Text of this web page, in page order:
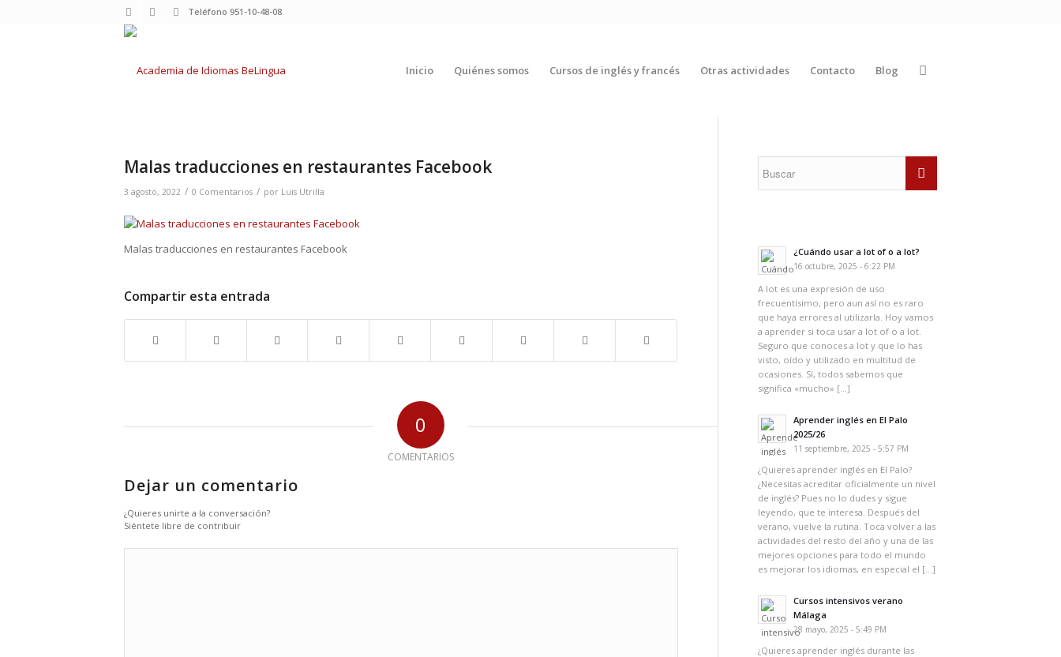
Teléfono 951-10-48-08
Inicio Quiénes somos Cursos de inglés y francés Otras actividades Contacto Blog
Malas traducciones en restaurantes Facebook
3 agosto, 2022 / 0 Comentarios / por Luis Utrilla
Malas traducciones en restaurantes Facebook
Compartir esta entrada
0
COMENTARIOS
Dejar un comentario
¿Quieres unirte a la conversación?
Siéntete libre de contribuir
¿Cuándo usar a lot of o a lot?
16 octubre, 2025 - 6:22 PM
A lot es una expresión de uso
frecuentísimo, pero aun así no es raro
que haya errores al utilizarla. Hoy vamos
a aprender si toca usar a lot of o a lot.
Seguro que conoces a lot y que lo has
visto, oído y utilizado en multitud de
ocasiones. Sí, todos sabemos que
significa «mucho» […]
Aprender inglés en El Palo
2025/26
11 septiembre, 2025 - 5:57 PM
¿Quieres aprender inglés en El Palo?
¿Necesitas acreditar oficialmente un nivel
de inglés? Pues no lo dudes y sigue
leyendo, que te interesa. Después del
verano, vuelve la rutina. Toca volver a las
actividades del resto del año y una de las
mejores opciones para todo el mundo
es mejorar los idiomas, en especial el […]
Cursos intensivos verano
Málaga
28 mayo, 2025 - 5:49 PM
¿Quieres aprender inglés durante las